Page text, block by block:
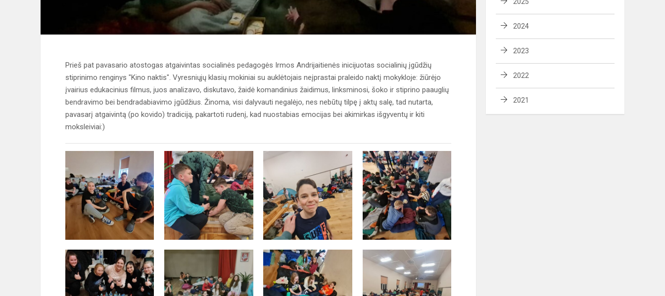
Prieš pat pavasario atostogas atgaivintas socialinės pedagogės Irmos Andrijaitienės inicijuotas socialinių įgūdžių
stiprinimo renginys "Kino naktis". Vyresniųjų klasių mokiniai su auklėtojais neįprastai praleido naktį mokykloje: žiūrėjo
įvairius edukacinius filmus, juos analizavo, diskutavo, žaidė komandinius žaidimus, linksminosi, šoko ir stiprino paauglių
bendravimo bei bendradabiavimo įgūdžius. Žinoma, visi dalyvauti negalėjo, nes nebūtų tilpę į aktų salę, tad nutarta,
pavasarį atgaivintą (po kovido) tradiciją, pakartoti rudenį, kad nuostabias emocijas bei akimirkas išgyventų ir kiti
moksleiviai:)
2025
2024
2023
2022
2021